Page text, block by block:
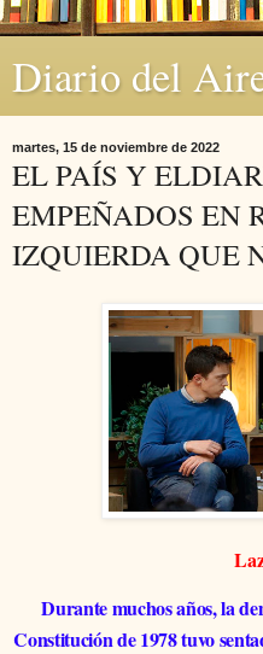
Diario del
martes, 15 de noviembre de 2022
EL PAÍS Y
EMPEÑADOS EN
IZQUIERDA QUE
Durante muchos años, la
Constitución de 1978 tuvo